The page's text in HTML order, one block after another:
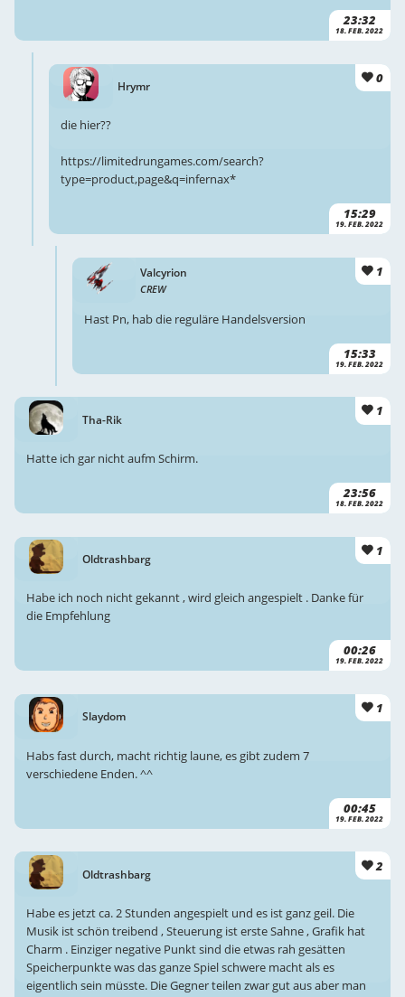
23:32
18. FEB. 2022
Hrymr
0
15:29
19. FEB. 2022
die hier??
https://limitedrungames.com/search?
type=product,page&q=infernax*
Valcyrion
CREW
1
15:33
19. FEB. 2022
Hast Pn, hab die reguläre Handelsversion
Tha-Rik
1
23:56
18. FEB. 2022
Hatte ich gar nicht aufm Schirm.
Oldtrashbarg
1
00:26
19. FEB. 2022
Habe ich noch nicht gekannt , wird gleich angespielt . Danke für
die Empfehlung
Slaydom
1
00:45
19. FEB. 2022
Habs fast durch, macht richtig laune, es gibt zudem 7
verschiedene Enden. ^^
Oldtrashbarg
2
Habe es jetzt ca. 2 Stunden angespielt und es ist ganz geil. Die
Musik ist schön treibend , Steuerung ist erste Sahne , Grafik hat
Charm . Einziger negative Punkt sind die etwas rah gesätten
Speicherpunkte was das ganze Spiel schwere macht als es
eigentlich sein müsste. Die Gegner teilen zwar gut aus aber man